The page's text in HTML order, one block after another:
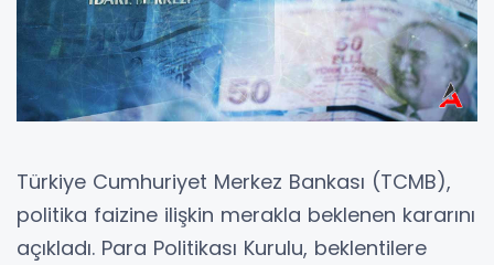
Türkiye Cumhuriyet Merkez Bankası (TCMB),
politika faizine ilişkin merakla beklenen kararını
açıkladı. Para Politikası Kurulu, beklentilere